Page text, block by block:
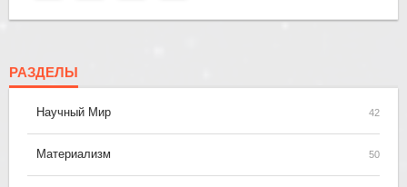
РАЗДЕЛЫ
Научный Мир 42
Материализм 50